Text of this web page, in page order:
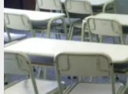
al
proyecto
comercial
Plaza
Rumencó